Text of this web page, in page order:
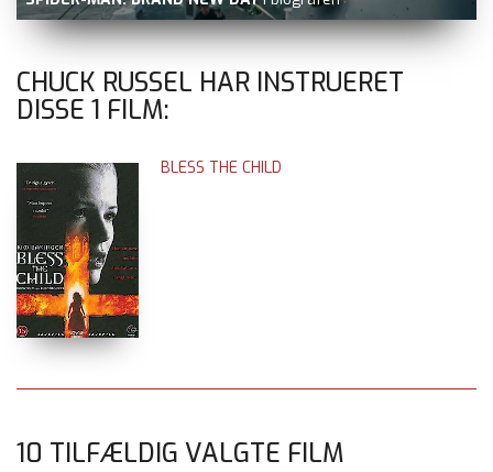
CHUCK RUSSEL HAR INSTRUERET
DISSE 1 FILM:
BLESS THE CHILD
10 TILFÆLDIG VALGTE FILM